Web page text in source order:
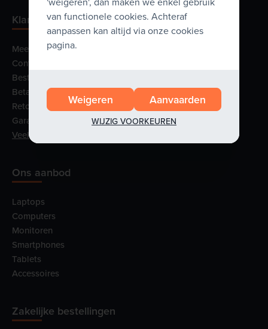
Klantenservice
Meer over ons
Contacteer ons
Bestelling & Levering
Betalen
Retourneren
Garantie & Service
Veelgestelde vragen
Ons aanbod
Laptops
Computers
Monitoren
Smartphones
Tablets
Accessoires
Zakelijke bestellingen
van functionele cookies. Achteraf
aanpassen kan altijd via onze cookies
pagina.
Weigeren Aanvaarden
WIJZIG VOORKEUREN